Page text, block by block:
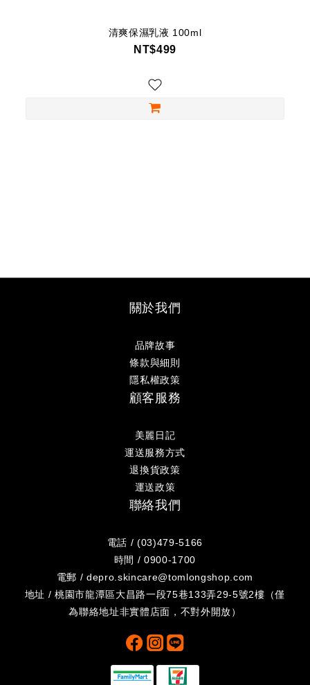
清爽保濕乳液 100ml
NT$499
關於我們
品牌故事
條款與細則
隱私權政策
顧客服務
美麗日記
運送服務方式
退換貨政策
運送政策
聯絡我們
電話 / (03)479-5166
時間 / 0900-1700
電郵 / depro.skincare@tomlongshop.com
地址 / 桃園市龍潭區大昌路一段75巷133弄29-5號2樓（僅
為聯絡地址非實體店面，不對外開放）